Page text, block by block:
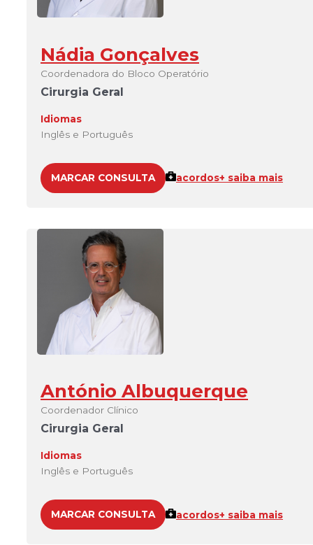
Nádia Gonçalves
Coordenadora do Bloco Operatório
Cirurgia Geral
Idiomas
Inglês e Português
MARCAR CONSULTA acordos+ saiba mais
António Albuquerque
Coordenador Clínico
Cirurgia Geral
Idiomas
Inglês e Português
MARCAR CONSULTA acordos+ saiba mais